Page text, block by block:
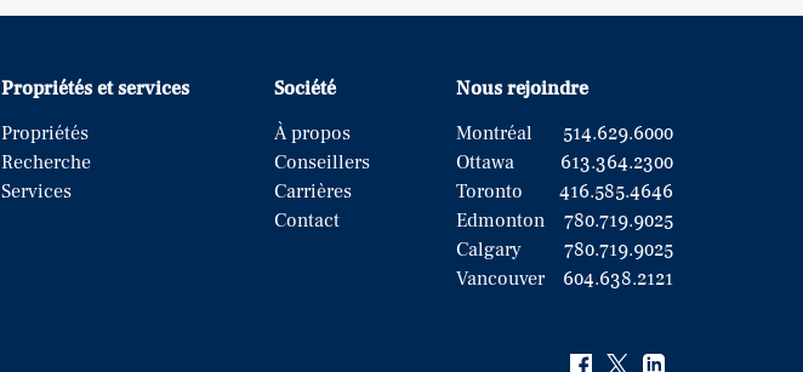
Propriétés et services
Propriétés
Recherche
Services
Société
À propos
Conseillers
Carrières
Contact
Nous rejoindre
Montréal
514.629.6000
Ottawa
613.364.2300
Toronto
416.585.4646
Edmonton
780.719.9025
Calgary
780.719.9025
Vancouver
604.638.2121